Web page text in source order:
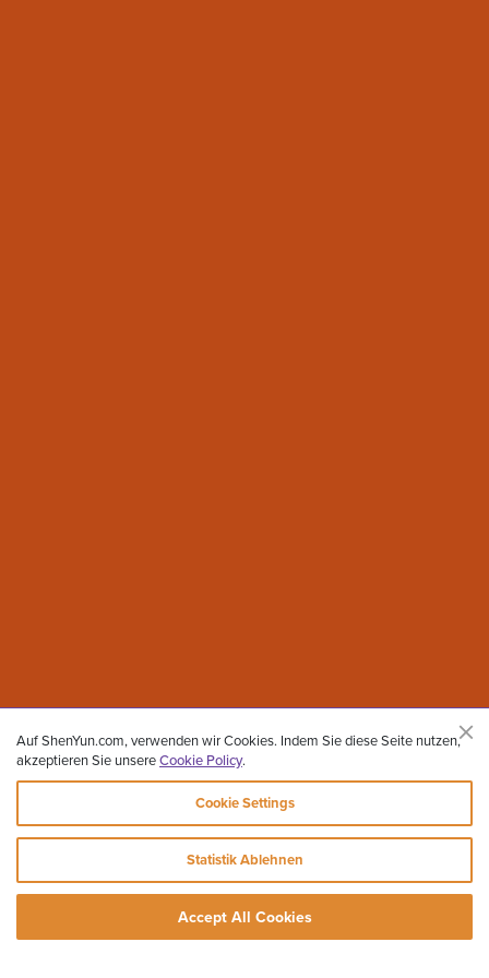
Auf ShenYun.com, verwenden wir Cookies. Indem Sie diese Seite nutzen,
akzeptieren Sie unsereCookie Policy.
Cookie Settings
Statistik Ablehnen
Accept All Cookies